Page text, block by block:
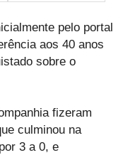
pelo portal
aos 40 anos
sobre o
fizeram
culminou na
3 a 0, e